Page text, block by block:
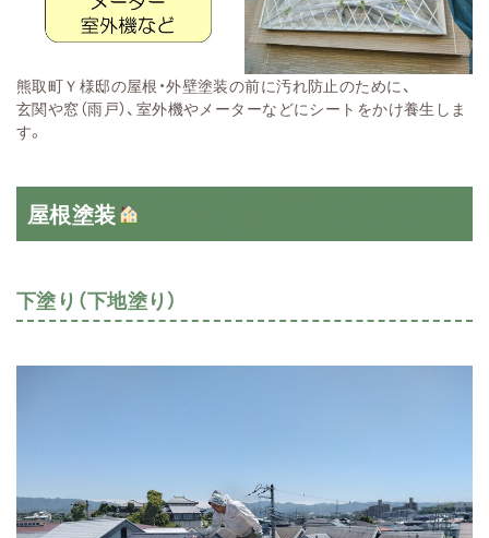
熊取町Ｙ様邸の屋根・外壁塗装の前に汚れ防止のために、
玄関や窓（雨戸）、室外機やメーターなどにシートをかけ養生しま
す。
屋根塗装
下塗り（下地塗り）